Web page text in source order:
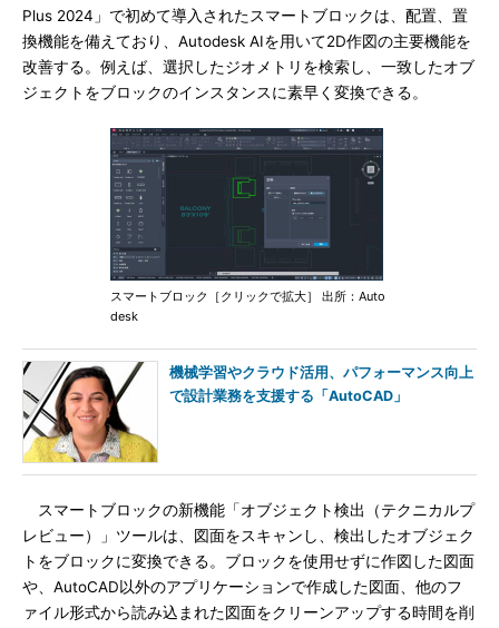
Plus 2024」で初めて導入されたスマートブロックは、配置、置
換機能を備えており、Autodesk AIを用いて2D作図の主要機能を
改善する。例えば、選択したジオメトリを検索し、一致したオブ
ジェクトをブロックのインスタンスに素早く変換できる。
スマートブロック［クリックで拡大］ 出所：Auto
desk
機械学習やクラウド活用、パフォーマンス向上
で設計業務を支援する「AutoCAD」
スマートブロックの新機能「オブジェクト検出（テクニカルプ
レビュー）」ツールは、図面をスキャンし、検出したオブジェク
トをブロックに変換できる。ブロックを使用せずに作図した図面
や、AutoCAD以外のアプリケーションで作成した図面、他のフ
ァイル形式から読み込まれた図面をクリーンアップする時間を削